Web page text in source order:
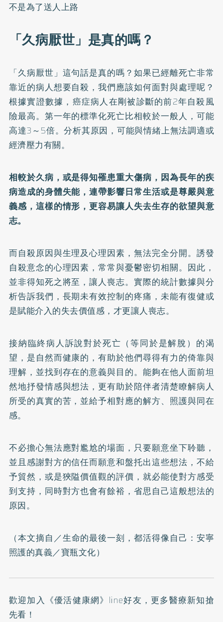
不是為了送人上路
「久病厭世」是真的嗎？
「久病厭世」這句話是真的嗎？如果已經離死亡非常
靠近的病人想要自殺，我們應該如何面對與處理呢？
根據實證數據，癌症病人在剛被診斷的前2年自殺風
險最高。第一年的標準化死亡比相較於一般人，可能
高達3～5倍。分析其原因，可能與情緒上無法調適或
經濟壓力有關。
相較於久病，或是得知罹患重大傷病，因為長年的疾
病造成的身體失能，連帶影響日常生活或是尊嚴與意
義感，這樣的情形，更容易讓人失去生存的欲望與意
志。
而自殺原因與生理及心理因素，無法完全分開。誘發
自殺意念的心理因素，常常與憂鬱密切相關。因此，
並非得知死之將至，讓人喪志。實際的統計數據與分
析告訴我們，長期未有效控制的疼痛，未能有復健或
是賦能介入的失去價值感，才更讓人喪志。
接納臨終病人訴說對於死亡（等同於是解脫）的渴
望，是自然而健康的，有助於他們尋得有力的倚靠與
理解，並找到存在的意義與目的。能夠在他人面前坦
然地抒發情感與想法，更有助於陪伴者清楚瞭解病人
所受的真實的苦，並給予相對應的解方、照護與同在
感。
不必擔心無法應對尷尬的場面，只要願意坐下聆聽，
並且感謝對方的信任而願意和盤托出這些想法，不給
予貿然，或是狹隘價值觀的評價，就必能使對方感受
到支持，同時對方也會有餘裕，省思自己這般想法的
原因。
（本文摘自／生命的最後一刻，都活得像自己：安寧
照護的真義／寶瓶文化）
歡迎加入 《優活健康網》line好友 ，更多醫療新知搶
先看！